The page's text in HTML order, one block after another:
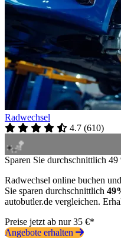
Radwechsel
4.7 (610)
Sparen Sie durchschnittlich 49
Radwechsel online buchen
Sie sparen durchschnittlich
autobutler.de vergleichen.
Preise jetzt ab nur 35 €*
Angebote erhalten